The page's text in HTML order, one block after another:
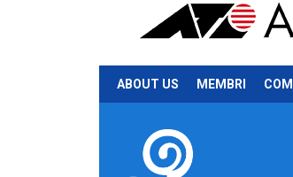
ABOUT US MEMBRI